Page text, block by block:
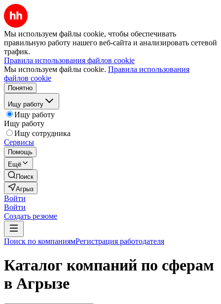
Мы используем файлы cookie, чтобы обеспечивать
правильную работу нашего веб-сайта и анализировать сетевой
трафик.
Правила использования файлов cookie
Мы используем файлы cookie. Правила использования
файлов cookie
Понятно
Ищу работу
Ищу работу
Ищу работу
Ищу сотрудника
Сервисы
Помощь
Ещё
Поиск
Агрыз
Войти
Войти
Создать резюме
Поиск по компаниямРегистрация работодателя
Каталог компаний по сферам
в Агрызе